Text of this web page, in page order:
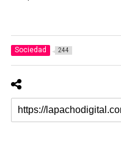
Sociedad 244